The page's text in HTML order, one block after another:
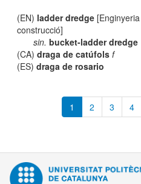
(EN) ladder dredge
construcció]
sin. bucket-ladder dredge
(CA)draga de catúfols f
(ES)draga de rosario
1 2 3 4